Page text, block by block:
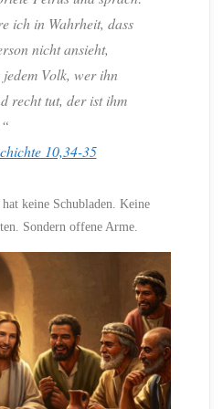
ich in Wahrheit, dass
nicht ansieht,
Volk, wer ihn
recht tut, der ist ihm
10,34-35
keine Schubladen. Keine
Sondern offene Arme.